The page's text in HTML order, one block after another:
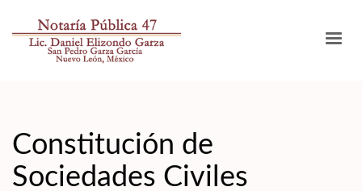
Constitución de
Sociedades Civiles